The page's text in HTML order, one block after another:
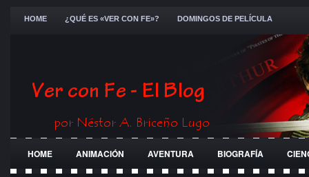
HOME ¿QUÉ ES «VER CON FE»? DOMINGOS DE PELÍCULA
HOME ANIMACIÓN AVENTURA BIOGRAFÍA